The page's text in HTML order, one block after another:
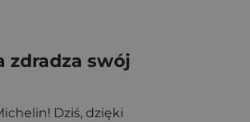
zdradza swój
Dziś, dzięki